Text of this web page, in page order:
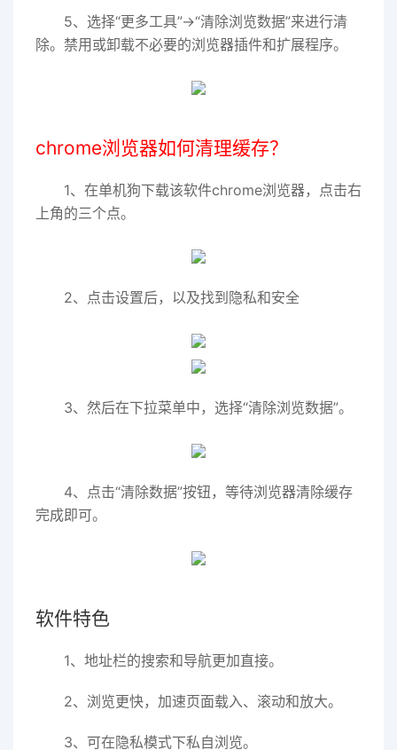
5、选择“更多工具”->“清除浏览数据”来进行清
除。禁用或卸载不必要的浏览器插件和扩展程序。
chrome浏览器如何清理缓存？
1、在单机狗下载该软件chrome浏览器，点击右
上角的三个点。
2、点击设置后，以及找到隐私和安全
3、然后在下拉菜单中，选择“清除浏览数据”。
4、点击“清除数据”按钮，等待浏览器清除缓存
完成即可。
软件特色
1、地址栏的搜索和导航更加直接。
2、浏览更快，加速页面载入、滚动和放大。
3、可在隐私模式下私自浏览。